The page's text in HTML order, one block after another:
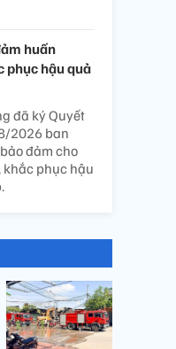
huấn
phục hậu quả
đã ký Quyết
2026 ban
đảm cho
khắc phục hậu